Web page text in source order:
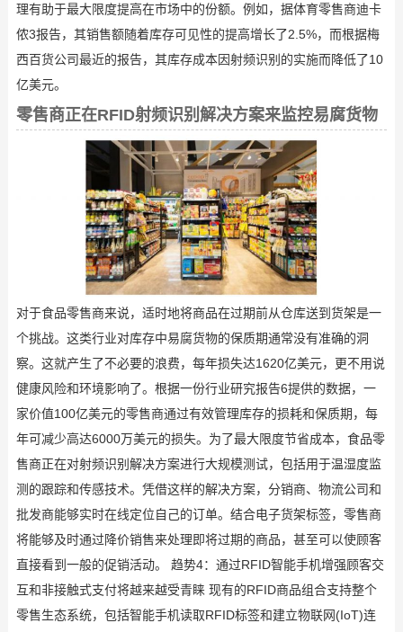
理有助于最大限度提高在市场中的份额。例如，据体育零售商迪卡
侬3报告，其销售额随着库存可见性的提高增长了2.5%，而根据梅
西百货公司最近的报告，其库存成本因射频识别的实施而降低了10
亿美元。
零售商正在RFID射频识别解决方案来监控易腐货物
对于食品零售商来说，适时地将商品在过期前从仓库送到货架是一
个挑战。这类行业对库存中易腐货物的保质期通常没有准确的洞
察。这就产生了不必要的浪费，每年损失达1620亿美元，更不用说
健康风险和环境影响了。根据一份行业研究报告6提供的数据，一
家价值100亿美元的零售商通过有效管理库存的损耗和保质期，每
年可减少高达6000万美元的损失。为了最大限度节省成本，食品零
售商正在对射频识别解决方案进行大规模测试，包括用于温湿度监
测的跟踪和传感技术。凭借这样的解决方案，分销商、物流公司和
批发商能够实时在线定位自己的订单。结合电子货架标签，零售商
将能够及时通过降价销售来处理即将过期的商品，甚至可以使顾客
直接看到一般的促销活动。 趋势4：通过RFID智能手机增强顾客交
互和非接触式支付将越来越受青睐 现有的RFID商品组合支持整个
零售生态系统，包括智能手机读取RFID标签和建立物联网(IoT)连